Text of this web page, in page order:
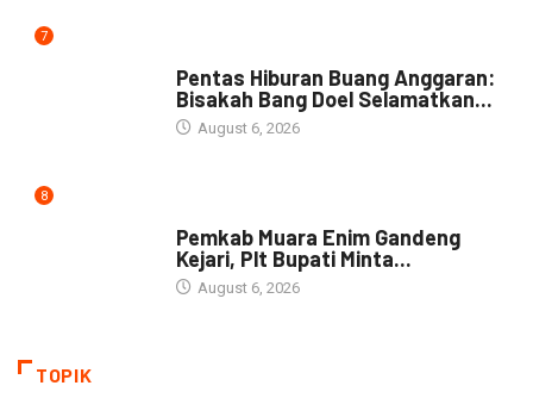
7
Pentas Hiburan Buang Anggaran:
Bisakah Bang Doel Selamatkan...
August 6, 2026
8
Pemkab Muara Enim Gandeng
Kejari, Plt Bupati Minta...
August 6, 2026
TOPIK